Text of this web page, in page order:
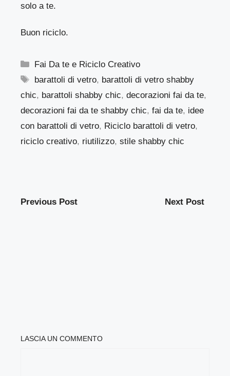
solo a te.
Buon riciclo.
Categorie
Fai Da te e Riciclo Creativo
Tag
barattoli di vetro, barattoli di vetro shabby
chic, barattoli shabby chic, decorazioni fai da te,
decorazioni fai da te shabby chic, fai da te, idee
con barattoli di vetro, Riciclo barattoli di vetro,
riciclo creativo, riutilizzo, stile shabby chic
Previous Post Next Post
LASCIA UN COMMENTO